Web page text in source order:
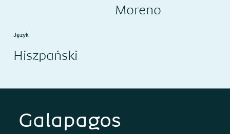
Moreno
Język
Hiszpański
Galapagos